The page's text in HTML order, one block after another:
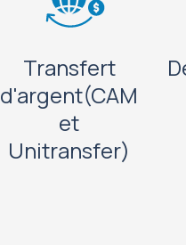
Transfert
d'argent(CAM
et
Unitransfer)